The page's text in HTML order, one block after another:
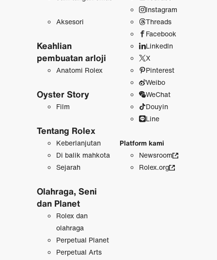
Aksesori
Keahlian
pembuatan arloji
Anatomi Rolex
Oyster Story
Film
Tentang Rolex
Keberlanjutan
Di balik mahkota
Sejarah
Olahraga, Seni
dan Planet
Rolex dan
olahraga
Perpetual Planet
Perpetual Arts
Instagram
Threads
Facebook
LinkedIn
X
Pinterest
Weibo
WeChat
Douyin
Line
Platform kami
Newsroom
Rolex.org